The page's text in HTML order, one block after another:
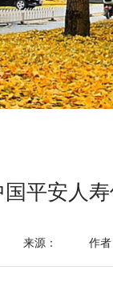
国平安人
来源： 作